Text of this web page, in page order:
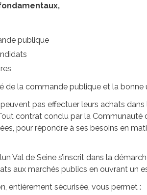
publique
de la commande publique et la
pas effectuer leurs achats
contrat conclu par la Communauté
pour répondre à ses besoins en
Val de Seine s’inscrit dans la
aux marchés publics en ouvrant un
entièrement sécurisée, vous permet :